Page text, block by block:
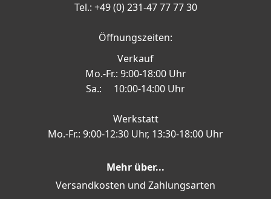
Tel.: +49 (0) 231-47 77 77 30
Öffnungszeiten:
Verkauf
Mo.-Fr.: 9:00-18:00 Uhr
Sa.: 10:00-14:00 Uhr
Werkstatt
Mo.-Fr.: 9:00-12:30 Uhr, 13:30-18:00 Uhr
Mehr über...
Versandkosten und Zahlungsarten